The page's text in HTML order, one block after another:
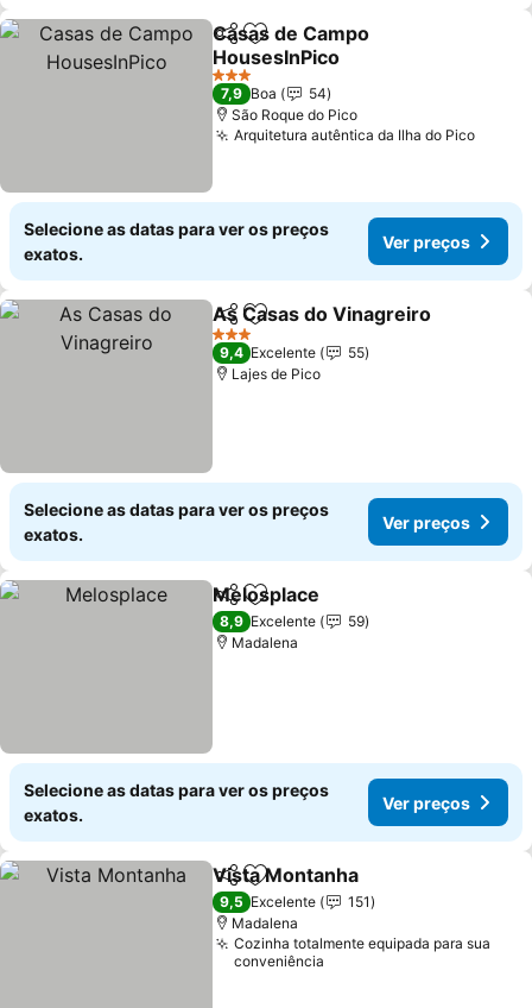
PartilharAdicionar aos favoritos
Casas de Campo
HousesInPico
Ver preços
3 Estrelas
7,9 Boa
54
São Roque do Pico
Arquitetura autêntica da Ilha do PicoVer
Selecione as datas para ver os preços
exatos.
Ver preços
PartilharAdicionar aos favoritos
As Casas do Vinagreiro
3 Estrelas
9,4 Excelente
55
Lajes de Pico
Selecione as datas para ver os preços
exatos.
Ver preços
PartilharAdicionar aos favoritos
Melosplace
8,9 Excelente
59
Madalena
Selecione as datas para ver os preços
exatos.
Ver preços
PartilharAdicionar aos favoritos
Vista Montanha
9,5 Excelente
151
Madalena
Cozinha totalmente equipada para sua
conveniência